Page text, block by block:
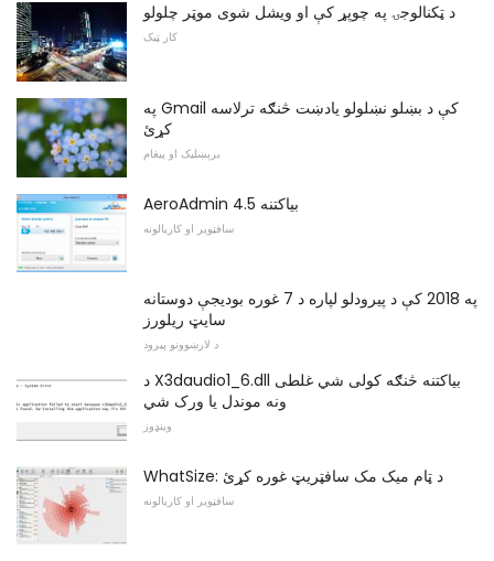
د ټکنالوجۍ په چوپړ کې او ویشل شوی موټر چلولو
کار ټیک
په Gmail کې د بښلو نښلولو یادښت څنګه ترلاسه
کړئ
برېښلیک او پیغام
AeroAdmin 4.5 بیاکتنه
سافټویر او کاریالونه
په 2018 کې د پیرودلو لپاره د 7 غوره بودیجې دوستانه
سایټ ریلورز
د لارښوونو پیرود
د X3daudio1_6.dll بیاکتنه څنګه کولی شي غلطی
ونه موندل یا ورک شي
وینډوز
WhatSize: د ټام میک مک سافټریټ غوره کړئ
سافټویر او کاریالونه